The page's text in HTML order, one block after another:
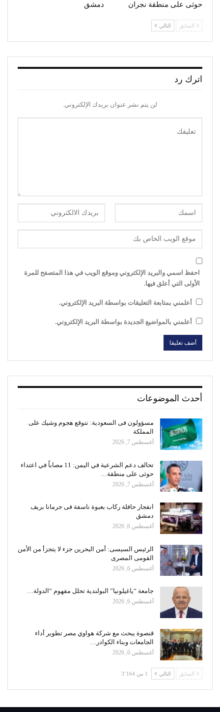
حوثى على منطقة نجران
دمشق
السابق التالي
اترك رد
لن يتم نشر عنوان بريدك الإلكتروني.
احفظ اسمي والبريد الإلكتروني وموقع الويب في هذا المتصفح للمرة
الأولى التي أعلق فيها.
أعلمني بمتابعة التعليقات بواسطة البريد الإلكتروني.
أعلمني بالمواضيع الجديدة بواسطة البريد الإلكتروني.
أحدث الموضوعات
مسؤولون فى السعودية: نتوقع هجوم وشيك على
المملكة
أغسطس 7, 2026
تحالف دعم الشرعية في اليمن: 11 مصاباً في اعتداء
حوثى على منطقة…
أغسطس 7, 2026
انفجار حافلة ركاب بعبوة ناسفة فى جرمانا بريف
دمشق
أغسطس 6, 2026
الرئيس السيسى: أمن البحرين جزء لا يتجزأ من الأمن
القومى المصرى
أغسطس 6, 2026
جامعة “ياغيلونيا” البولندية تحلل مفهوم “الدولة…
أغسطس 6, 2026
قنصوة يبحث مع شركة هواوي مصر تطوير أداء
الجامعات وبناء الكوادر…
أغسطس 6, 2026
السابق التالي 1 من 3٬164